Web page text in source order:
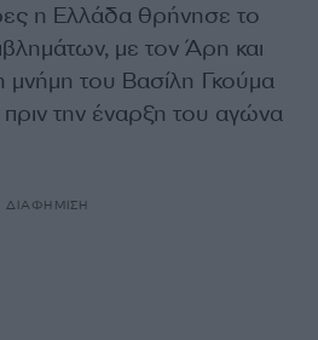
η Ελλάδα θρήνησε το
με τον Άρη και
μνήμη του Βασίλη Γκούμα
την έναρξη του αγώνα
ΔΙΑΦΗΜΙΣΗ